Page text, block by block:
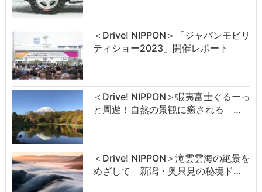
＜Drive! NIPPON＞「ジャパンモビリ
ティショー2023」開催レポート
＜Drive! NIPPON＞蝦夷富士ぐるーっ
と周遊！自然の景観に癒される …
＜Drive! NIPPON＞滝雲雲海の絶景を
めざして 新潟・奥只見の秘境ド…